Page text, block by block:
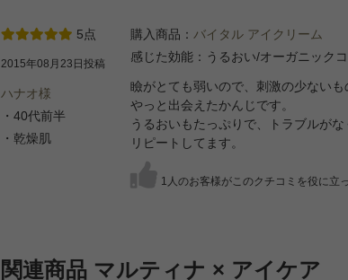
5点
2015年08月23日投稿
ハナオ様
・40代前半
・乾燥肌
購入商品： バイタル アイクリーム
感じた効能：うるおい/オーガニック
瞼がとても弱いので、刺激の少ないも
やっと出会えたかんじです。
うるおいもたっぷりで、トラブルがな
リピートしてます。
1人のお客様がこのクチコミを役に立
関連商品 マルティナ × アイケア